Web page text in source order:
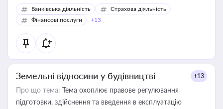
Банківська діяльність
Страхова діяльність
Фінансові послуги
+13
Земельні відносини у будівництві +13
Про що тема: Тема охоплює правове регулювання
підготовки, здійснення та введення в експлуатацію